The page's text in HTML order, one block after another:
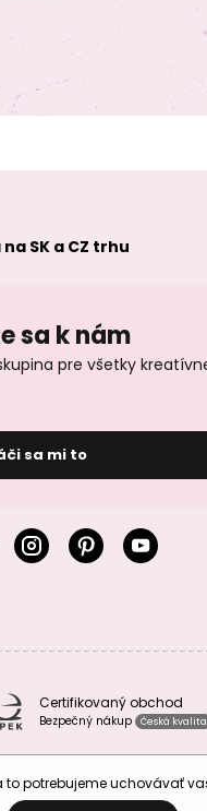
SK a CZ trhu
sa k nám
pre všetky
sa mi to
Certifikovaný obchod
Bezpečný nákup Česká kvalita
potrebujeme uchovávať